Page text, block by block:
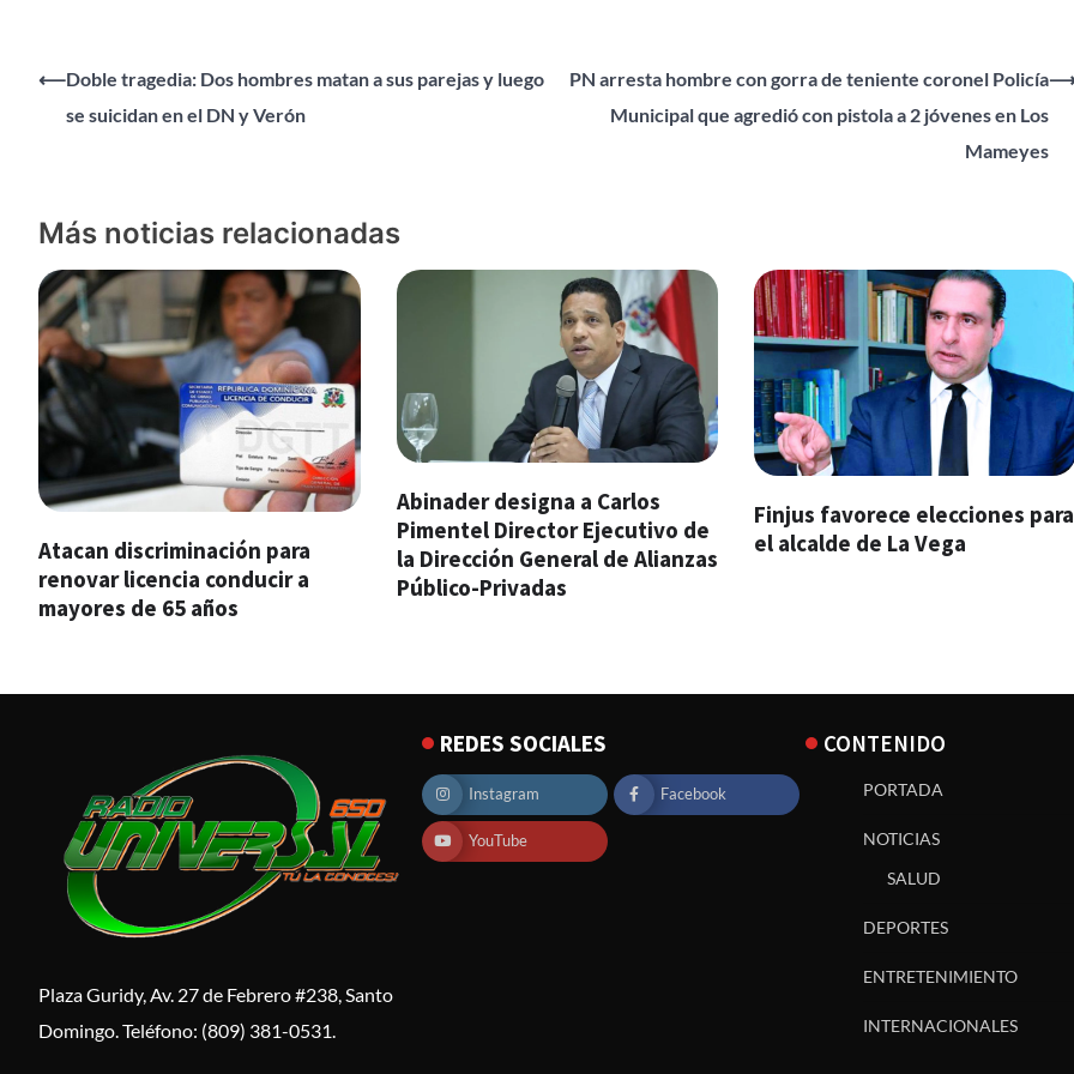
Navegación
⟵Doble tragedia: Dos hombres matan a sus parejas y luego
se suicidan en el DN y Verón
PN arresta hombre con gorra de teniente coronel Policía
Municipal que agredió con pistola a 2 jóvenes en Los
Mameyes
Más noticias relacionadas
Atacan discriminación para
renovar licencia conducir a
mayores de 65 años
Abinader designa a Carlos
Pimentel Director Ejecutivo de
la Dirección General de Alianzas
Público-Privadas
Finjus favorece elecciones para
el alcalde de La Vega
Plaza Guridy, Av. 27 de Febrero #238, Santo
Domingo. Teléfono: (809) 381-0531.
REDES SOCIALES
Instagram Facebook
YouTube
CONTENIDO
PORTADA
NOTICIAS
SALUD
DEPORTES
ENTRETENIMIENTO
INTERNACIONALES